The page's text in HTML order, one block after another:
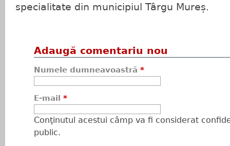
specialitate din municipiul Târgu Mureș.
Adaugă comentariu nou
Numele dumneavoastră *
E-mail *
Conţinutul acestui câmp va fi considerat
public.